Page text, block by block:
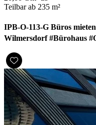
Teilbar ab 235 m²
IPB-O-113-G Büros
Wilmersdorf #Bürohaus